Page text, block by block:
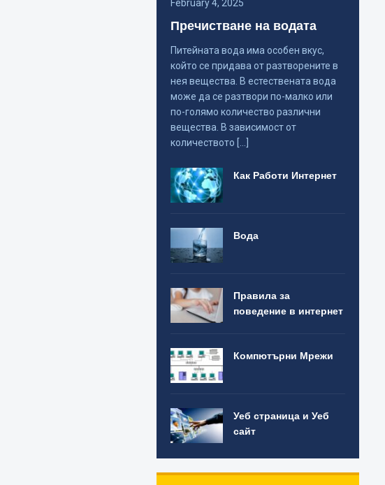
February 4, 2025
Пречистване на водата
Питейната вода има особен вкус,
който се придава от разтворените в
нея вещества. В естествената вода
може да се разтвори по-малко или
по-голямо количество различни
вещества. В зависимост от
количеството […]
Как Работи Интернет
Вода
Правила за
поведение в интернет
Компютърни Мрежи
Уеб страница и Уеб
сайт